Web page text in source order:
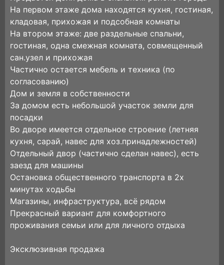
На первом этаже дома находятся кухня, гостиная,
кладовая, прихожая и подсобная комнаты
На втором этаже: две раздельные спальни,
гостиная, одна смежная комната, совмещенный
сан.узел и прихожая
Частично остается мебель и техника (по
согласованию)
Дом и земля в собственности
За домом есть небольшой участок земли для
посадки
Во дворе имеется отдельное строение (летняя
кухня, сарай, навес для хоз.принадлежностей)
Отдельный двор (частично сделан навес), есть
заезд для машины
Остановка общественного транспорта в 2х
минутах ходьбы
Магазины, инфраструктура, всё рядом
Прекрасный вариант для комфортного
проживания семьи или для личного отдыха
Эксклюзивная продажа